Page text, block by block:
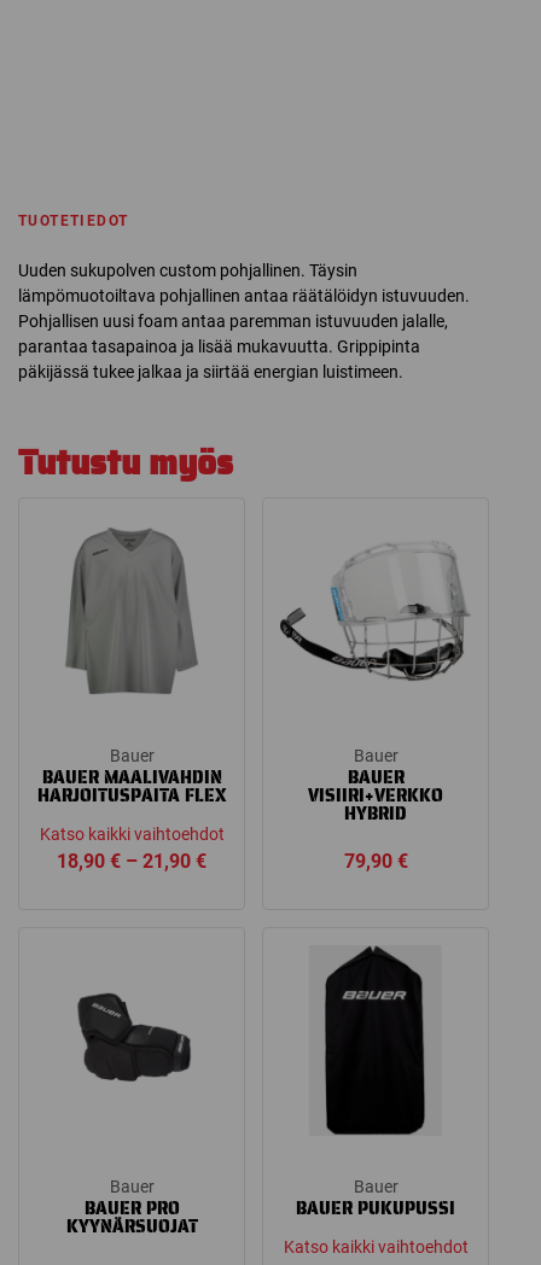
TUOTETIEDOT
Uuden sukupolven custom pohjallinen. Täysin
lämpömuotoiltava pohjallinen antaa räätälöidyn istuvuuden.
Pohjallisen uusi foam antaa paremman istuvuuden jalalle,
parantaa tasapainoa ja lisää mukavuutta. Grippipinta
päkijässä tukee jalkaa ja siirtää energian luistimeen.
Tutustu myös
Bauer
BAUER MAALIVAHDIN
HARJOITUSPAITA FLEX
Katso kaikki vaihtoehdot
18,90€ – 21,90€Price
Bauer
BAUER
VISIIRI+VERKKO
HYBRID
79,90 €
Bauer
BAUER PRO
KYYNÄRSUOJAT
Bauer
BAUER PUKUPUSSI
Katso kaikki vaihtoehdot